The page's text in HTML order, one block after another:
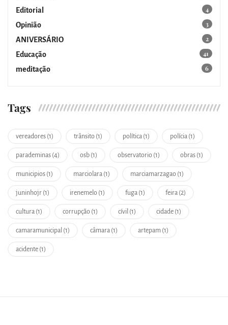
Editorial
4
Opinião
3
ANIVERSÁRIO
2
Educação
41
meditação
6
Tags
vereadores (1) trânsito (1) política (1) polícia (1)
parademinas (4) osb (1) observatorio (1) obras (1)
municipios (1) marciolara (1) marciamarzagao (1)
juninhojr (1) irenemelo (1) fuga (1) feira (2)
cultura (1) corrupção (1) cívil (1) cidade (1)
camaramunicipal (1) câmara (1) artepam (1)
acidente (1)